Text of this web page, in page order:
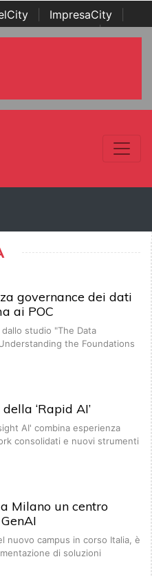
ImpresaCity
Channel Awards | Italian
governance dei dati
ai POC
studio "The Data
the Foundations
‘Rapid AI’
AI' combina esperienza
consolidati e nuovi strumenti
Milano un centro
nuovo campus in corso Italia, è
di soluzioni